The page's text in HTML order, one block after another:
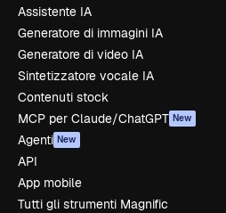
Assistente IA
Generatore di immagini IA
Generatore di video IA
Sintetizzatore vocale IA
Contenuti stock
MCP per Claude/ChatGPT New
Agenti New
API
App mobile
Tutti gli strumenti Magnific